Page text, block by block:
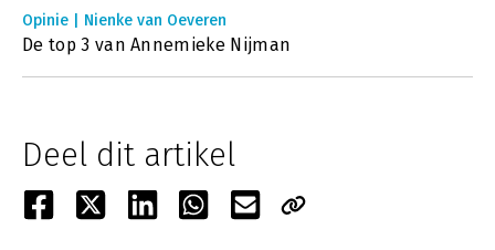
Opinie | Nienke van Oeveren
De top 3 van Annemieke Nijman
Deel dit artikel